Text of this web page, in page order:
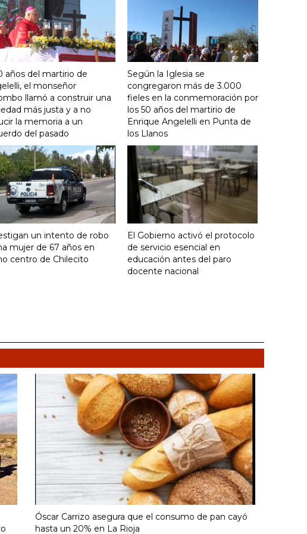
años del martirio de
el monseñor
llamó a construir una
más justa y a no
la memoria a un
del pasado
Según la Iglesia se
congregaron más de 3.000
fieles en la conmemoración por
los 50 años del martirio de
Enrique Angelelli en Punta de
los Llanos
un intento de robo
mujer de 67 años en
centro de Chilecito
El Gobierno activó el protocolo
de servicio esencial en
educación antes del paro
docente nacional
Óscar Carrizo asegura que el consumo de pan cayó
hasta un 20% en La Rioja